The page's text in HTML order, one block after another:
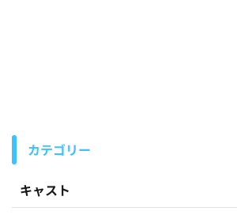
カテゴリー
キャスト